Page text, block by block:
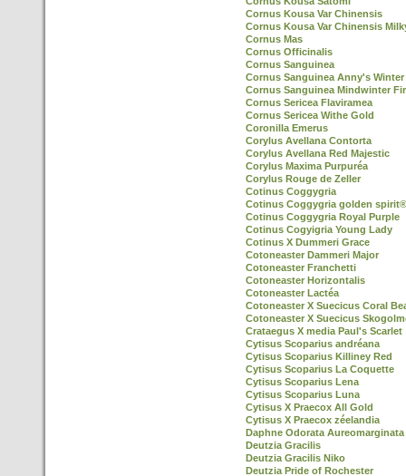
Cornus Kousa Var Chinensis
Cornus Kousa Var Chinensis
Cornus Mas
Cornus Officinalis
Cornus Sanguinea
Cornus Sanguinea Anny's Winter
Cornus Sanguinea Mindwinter
Cornus Sericea Flaviramea
Cornus Sericea Withe Gold
Coronilla Emerus
Corylus Avellana Contorta
Corylus Avellana Red Majestic
Corylus Maxima Purpuréa
Corylus Rouge de Zeller
Cotinus Coggygria
Cotinus Coggygria golden spirit®
Cotinus Coggygria Royal Purple
Cotinus Cogyigria Young Lady
Cotinus X Dummeri Grace
Cotoneaster Dammeri Major
Cotoneaster Franchetti
Cotoneaster Horizontalis
Cotoneaster Lactéa
Cotoneaster X Suecicus Coral
Cotoneaster X Suecicus
Crataegus X media Paul's Scarlet
Cytisus Scoparius andréana
Cytisus Scoparius Killiney Red
Cytisus Scoparius La Coquette
Cytisus Scoparius Lena
Cytisus Scoparius Luna
Cytisus X Praecox All Gold
Cytisus X Praecox zéelandia
Daphne Odorata Aureomarginata
Deutzia Gracilis
Deutzia Gracilis Niko
Deutzia Pride of Rochester